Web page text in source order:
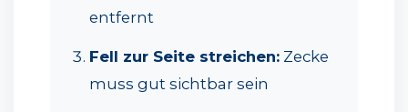
entfernt
Fell zur Seite streichen: Zecke
muss gut sichtbar sein